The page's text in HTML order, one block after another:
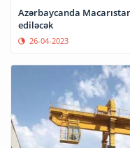
Azərbaycanda
ediləcək
26-04-2023